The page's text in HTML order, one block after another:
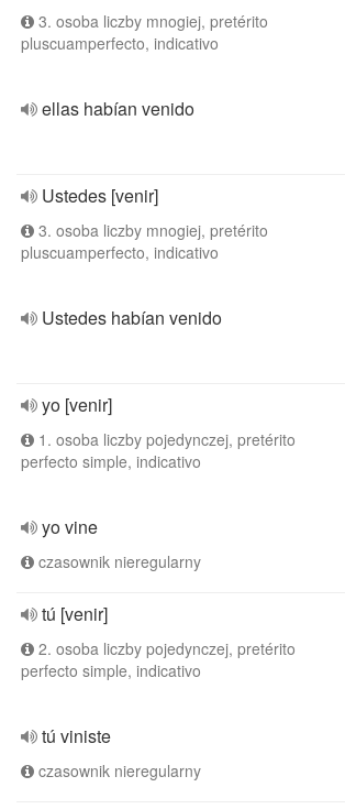
3. osoba liczby mnogiej, pretérito
pluscuamperfecto, indicativo
ellas habían venido
Ustedes [venir]
3. osoba liczby mnogiej, pretérito
pluscuamperfecto, indicativo
Ustedes habían venido
yo [venir]
1. osoba liczby pojedynczej, pretérito
perfecto simple, indicativo
yo vine
czasownik nieregularny
tú [venir]
2. osoba liczby pojedynczej, pretérito
perfecto simple, indicativo
tú viniste
czasownik nieregularny